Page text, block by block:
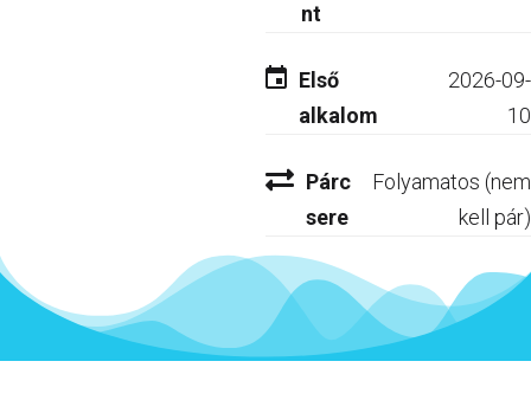
nt
Első
alkalom
2026-09-
10
Párc
sere
Folyamatos (nem
kell pár)